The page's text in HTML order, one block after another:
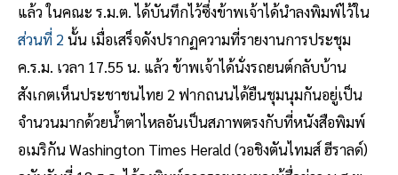
แล้ว ในคณะ ร.ม.ต. ได้บันทึกไว้ซึ่งข้าพเจ้าได้นำลงพิมพ์ไว้ใน
ส่วนที่ 2 นั้น เมื่อเสร็จดังปรากฏความที่รายงานการประชุม
ค.ร.ม. เวลา 17.55 น. แล้ว ข้าพเจ้าได้นั่งรถยนต์กลับบ้าน
สังเกตเห็นประชาชนไทย 2 ฟากถนนได้ยืนชุมนุมกันอยู่เป็น
จำนวนมากด้วยน้ำตาไหลอันเป็นสภาพตรงกับที่หนังสือพิมพ์
อเมริกัน Washington Times Herald (วอชิงตันไทมส์ ฮีราลด์)